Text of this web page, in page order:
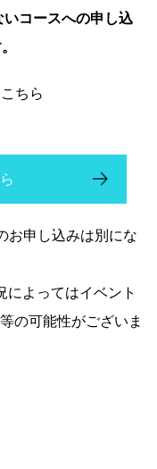
いコースへの申し込
ちら
お申し込みは別にな
によってはイベント
の可能性がございま